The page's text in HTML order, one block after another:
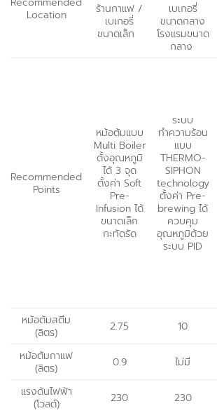
Location
ร้านกาแฟ /
เบเกอรี่
ขนาดเล็ก
เบเกอรี่
ขนาดกลาง
โรงแรมขนาด
กลาง
Recommended
Points
หม้อต้มแบบ
Multi Boiler
ตั้งอุณหภูมิ
ได้ 3 จุด
ตั้งค่า Soft
Pre-
Infusion ได้
ขนาดเล็ก
กะทัดรัด
ระบบ
ทำความร้อน
แบบ
THERMO-
SIPHON
technology
ตั้งค่า Pre-
brewing ได้
ควบคุม
อุณหภูมิด้วย
ระบบ PID
หม้อต้มสตีม
(ลิตร)
2.75 10
หม้อต้มกาแฟ
(ลิตร)
0.9 ไม่มี
แรงดันไฟฟ้า
(โวลต์)
230 230